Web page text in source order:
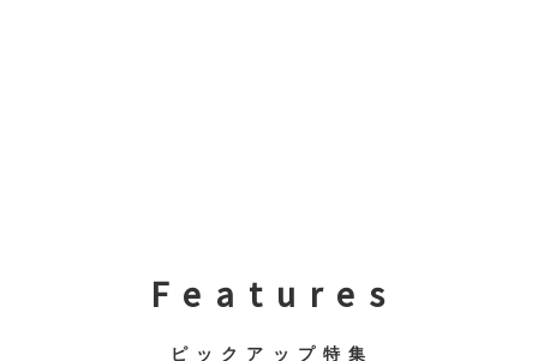
F e a t u r e s
ピ ッ ク ア ッ プ 特 集